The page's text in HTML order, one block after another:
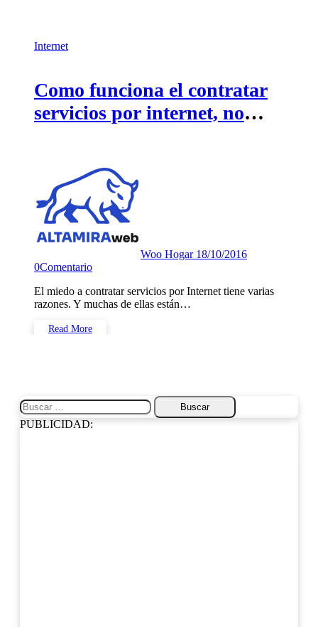
Internet
Como funciona el contratar
servicios por internet, no
Woo Hogar 18/10/2016
0Comentario
El miedo a contratar servicios por Internet tiene varias
razones. Y muchas de ellas están…
Read More
Buscar:
PUBLICIDAD: